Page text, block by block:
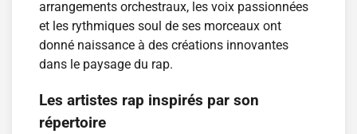
arrangements orchestraux, les voix passionnées
et les rythmiques soul de ses morceaux ont
donné naissance à des créations innovantes
dans le paysage du rap.
Les artistes rap inspirés par son
répertoire